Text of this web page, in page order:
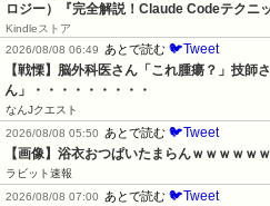
ロジー）『完全解説！Claude Codeテクニ
Kindleストア
2026/08/08 06:49
あとで読む 🐦Tweet
【戦慄】脳外科医さん「これ腫瘍？」技師
ん」・・・・・・・・・
なんJクエスト
2026/08/08 05:50
あとで読む 🐦Tweet
【画像】浴衣おつぱいたまらんｗｗｗｗｗ
ラビット速報
2026/08/08 07:00
あとで読む 🐦Tweet